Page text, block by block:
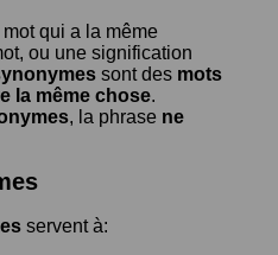
qui a la même
ou une signification
sont des mots
la même chose.
, la phrase ne
servent à: